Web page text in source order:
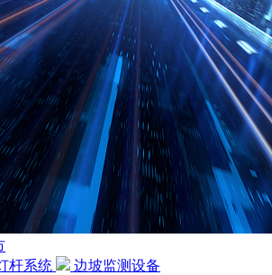
杆系统
边坡监测设备